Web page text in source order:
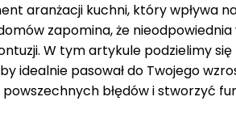
aranżacji kuchni, który wpływa
zapomina, że
W tym artykule podzielimy
idealnie pasował do Twojego
błędów i stworzyć